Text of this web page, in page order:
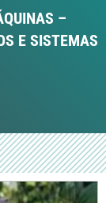
–
E SISTEMAS